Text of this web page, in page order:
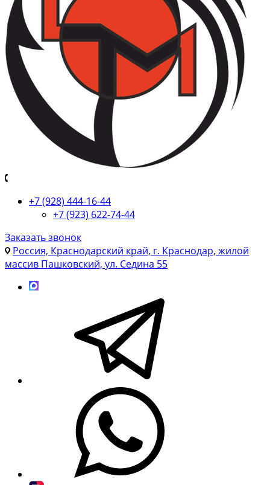
+7 (928) 444-16-44
+7 (923) 622-74-44
Заказать звонок
Россия, Краснодарский край, г. Краснодар, жилой
массив Пашковский, ул. Седина 55